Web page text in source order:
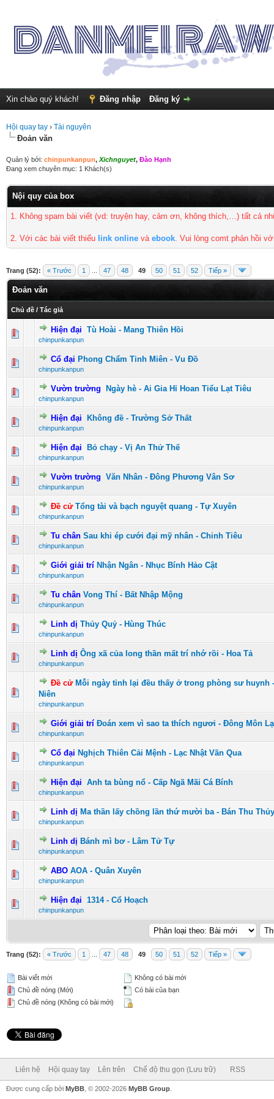
Xin chào quý khách! Đăng nhập Đăng ký
Hội quay tay › Tài nguyên
Đoản văn
Quản lý bởi: chinpunkanpun, Xichnguyet, Đào Hạnh
Đang xem chuyên mục: 1 Khách(s)
Nội quy của box
1. Không spam bài viết (vd: truyện hay, cảm ơn, không thích,…) tất cả
2. Với các bài viết thiếu link online và ebook. Vui lòng comt phản hồi
Trang (52): « Trước 1 47 48 49 50 51 52 Tiếp »
Đoản văn
Chủ đề / Tác giả
Hiện đại Tù Hoài - Mang Thiên Hồi
chinpunkanpun
0 Vote(s) - 0 vượt quá 5 sao
123 45
Cổ đại Phong Chẩm Tinh Miên - Vu Đồ
chinpunkanpun
0 Vote(s) - 0 vượt quá 5 sao
1 234 5
Vườn trường Ngày hè - Ai Gia Hỉ Hoan Tiểu Lạt Tiêu
chinpunkanpun
0 Vote(s) - 0 vượt quá 5 sao
12345
Hiện đại Không đề - Trường Sở Thất
chinpunkanpun
0 Vote(s) - 0 vượt quá 5 sao
1 2345
Hiện đại Bỏ chạy - Vị An Thử Thế
chinpunkanpun
0 Vote(s) - 0 vượt quá 5 sao
1 234 5
Vườn trường Văn Nhân - Đông Phương Vân Sơ
chinpunkanpun
0 Vote(s) - 0 vượt quá 5 sao
123 4 5
Đề cử Tổng tài và bạch nguyệt quang - Tự Xuyên
chinpunkanpun
0 Vote(s) - 0 vượt quá 5 sao
12 345
Tu chân Sau khi ép cưới đại mỹ nhân - Chinh Tiêu
chinpunkanpun
0 Vote(s) - 0 vượt quá 5 sao
123 45
Giới giải trí Nhận Ngân - Nhục Bính Hảo Cật
chinpunkanpun
0 Vote(s) - 0 vượt quá 5 sao
12 3 45
Tu chân Vong Thí - Bất Nhập Mộng
chinpunkanpun
0 Vote(s) - 0 vượt quá 5 sao
12 345
Linh dị Thủy Quỷ - Hùng Thúc
chinpunkanpun
0 Vote(s) - 0 vượt quá 5 sao
123 45
Linh dị Ông xã của long thần mất trí nhớ rồi - Hoa Tả
chinpunkanpun
0 Vote(s) - 0 vượt quá 5 sao
123 45
Đề cử Mỗi ngày tỉnh lại đều thấy ở trong phòng sư huynh
Niên
chinpunkanpun
Giới giải trí Đoán xem vì sao ta thích ngươi - Đông Môn
chinpunkanpun
0 Vote(s) - 0 vượt quá 5 sao
1 23 45
Cổ đại Nghịch Thiên Cải Mệnh - Lạc Nhật Vãn Qua
chinpunkanpun
0 Vote(s) - 0 vượt quá 5 sao
123 45
Hiện đại Anh ta bùng nổ - Cấp Ngã Mãi Cá Bính
chinpunkanpun
0 Vote(s) - 0 vượt quá 5 sao
1 2345
Linh dị Ma thần lấy chồng lần thứ mười ba - Bán Thu
chinpunkanpun
0 Vote(s) - 0 vượt quá 5 sao
1234 5
Linh dị Bánh mì bơ - Lâm Tử Tự
chinpunkanpun
0 Vote(s) - 0 vượt quá 5 sao
1234 5
ABO AOA - Quân Xuyên
chinpunkanpun
0 Vote(s) - 0 vượt quá 5 sao
123
Hiện đại 1314 - Cổ Hoạch
chinpunkanpun
0 Vote(s) - 0 vượt quá 5 sao
1234
Trang (52): « Trước 1 47 48 49 50 51 52 Tiếp »
Bài viết mới
Chủ đề nóng (Mới)
Chủ đề nóng (Không có bài mới)
Không có bài mới
Có bài của bạn
Liên hệ Hội quay tay Lên trên Chế độ thu gọn (Lưu trữ) RSS
Được cung cấp bởi MyBB , © 2002-2026 MyBB Group